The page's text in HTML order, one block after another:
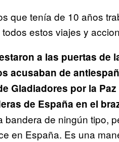
que tenía de 10 años
estos viajes y
a las puertas de
acusaban de
Gladiadores por la
de España en el
de ningún tipo,
en España. Es una